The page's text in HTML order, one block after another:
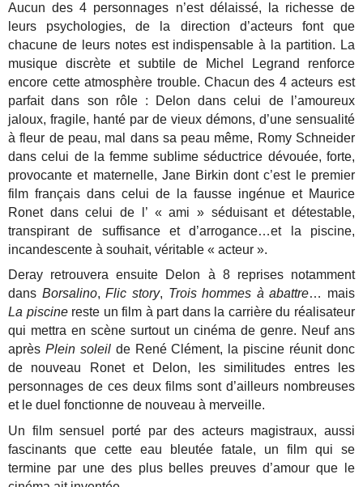
Aucun des 4 personnages n’est délaissé, la richesse de
leurs psychologies, de la direction d’acteurs font que
chacune de leurs notes est indispensable à la partition. La
musique discrète et subtile de Michel Legrand renforce
encore cette atmosphère trouble. Chacun des 4 acteurs est
parfait dans son rôle : Delon dans celui de l’amoureux
jaloux, fragile, hanté par de vieux démons, d’une sensualité
à fleur de peau, mal dans sa peau même, Romy Schneider
dans celui de la femme sublime séductrice dévouée, forte,
provocante et maternelle, Jane Birkin dont c’est le premier
film français dans celui de la fausse ingénue et Maurice
Ronet dans celui de l’ « ami » séduisant et détestable,
transpirant de suffisance et d’arrogance…et la piscine,
incandescente à souhait, véritable « acteur ».
Deray retrouvera ensuite Delon à 8 reprises notamment
dans Borsalino,Flic story, Trois hommes à abattre… mais
La piscinereste un film à part dans la carrière du réalisateur
qui mettra en scène surtout un cinéma de genre. Neuf ans
après Plein soleilde René Clément, la piscine réunit donc
de nouveau Ronet et Delon, les similitudes entres les
personnages de ces deux films sont d’ailleurs nombreuses
et le duel fonctionne de nouveau à merveille.
Un film sensuel porté par des acteurs magistraux, aussi
fascinants que cette eau bleutée fatale, un film qui se
termine par une des plus belles preuves d’amour que le